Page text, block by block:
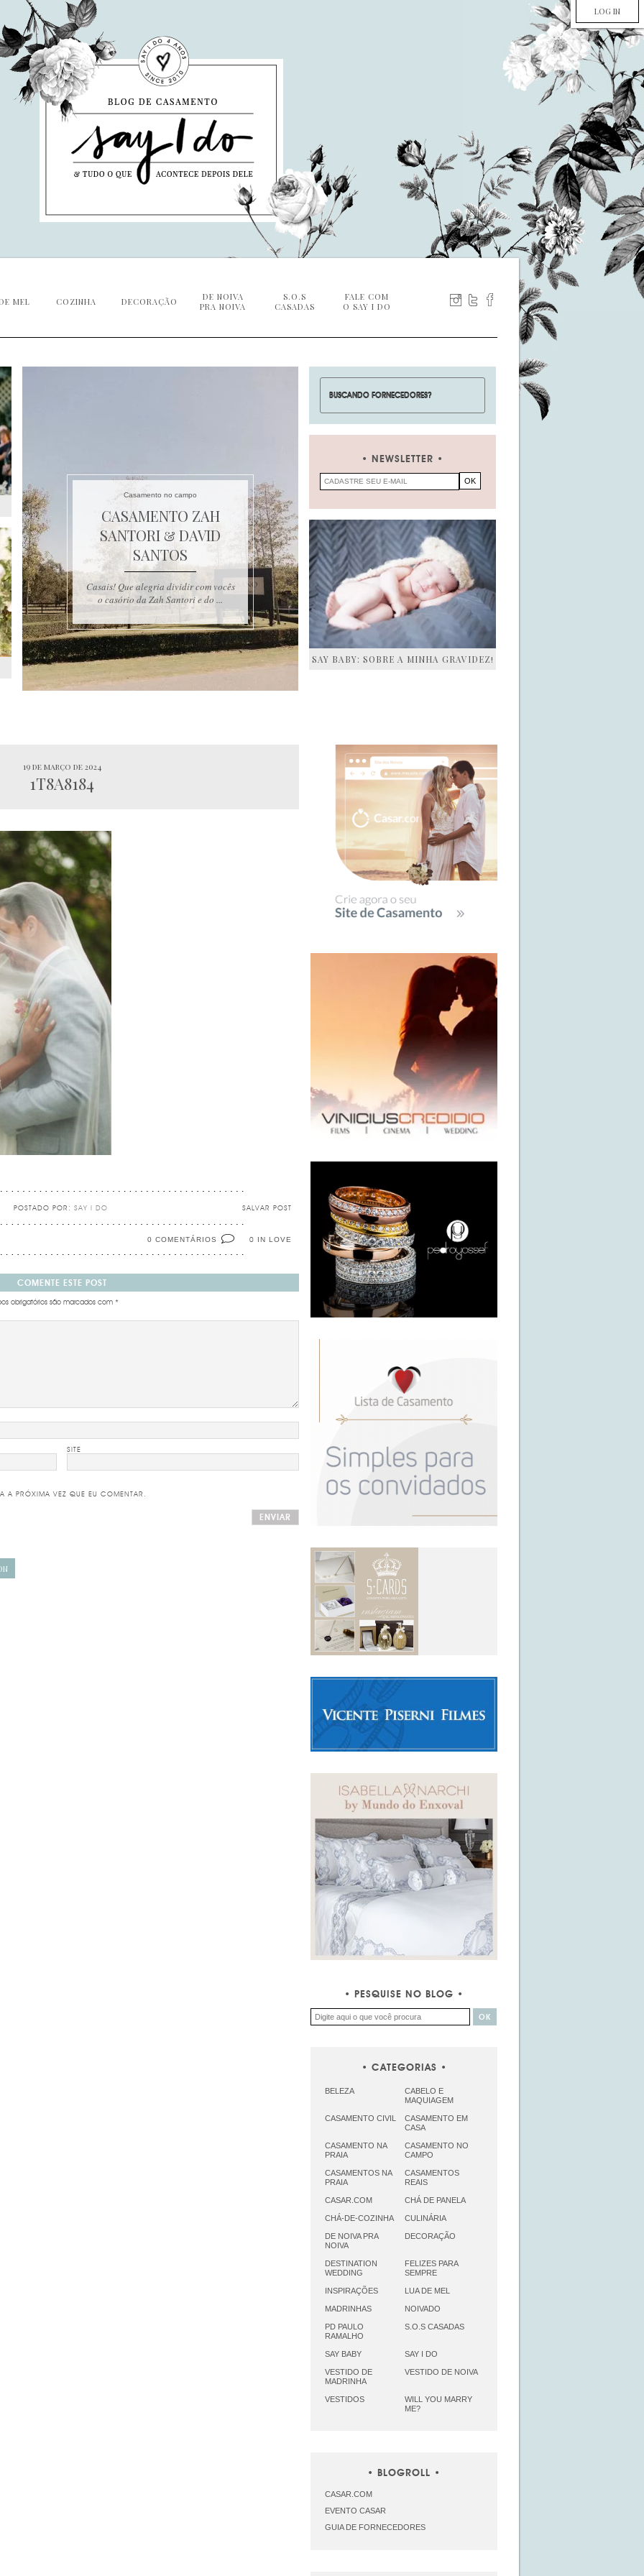
LOG IN
MEL COZINHA DECORAÇÃO
DE NOIVA
PRA NOIVA
S.O.S
CASADAS
FALE COM
O SAY I DO
Casamento no campo
CASAMENTO ZAH
SANTORI & DAVID
SANTOS
Casais! Que alegria dividir com vocês
o casório da Zah Santori e do ...
NEWSLETTER
SAY BABY: SOBRE A MINHA GRAVIDEZ!
19 de março de 2024
1T8A8184
SALVAR POST
POSTADO POR: SAY I DO
0 IN LOVE
0 COMENTÁRIOS
COMENTE ESTE POST
obrigatórios são marcados com *
SITE
A PRÓXIMA VEZ QUE EU COMENTAR.
SIDEBAR
PESQUISE NO BLOG
CATEGORIAS
BELEZA
CABELO E
MAQUIAGEM
CASAMENTO CIVIL
CASAMENTO EM
CASA
CASAMENTO NA
PRAIA
CASAMENTO NO
CAMPO
CASAMENTOS NA
PRAIA
CASAMENTOS
REAIS
CASAR.COM CHÁ DE PANELA
CHÁ-DE-COZINHA CULINÁRIA
DE NOIVA PRA
NOIVA
DECORAÇÃO
DESTINATION
WEDDING
FELIZES PARA
SEMPRE
INSPIRAÇÕES LUA DE MEL
MADRINHAS NOIVADO
PD PAULO
RAMALHO
S.O.S CASADAS
SAY BABY SAY I DO
VESTIDO DE
MADRINHA
VESTIDO DE NOIVA
VESTIDOS
WILL YOU MARRY
ME?
BLOGROLL
CASAR.COM
EVENTO CASAR
GUIA DE FORNECEDORES